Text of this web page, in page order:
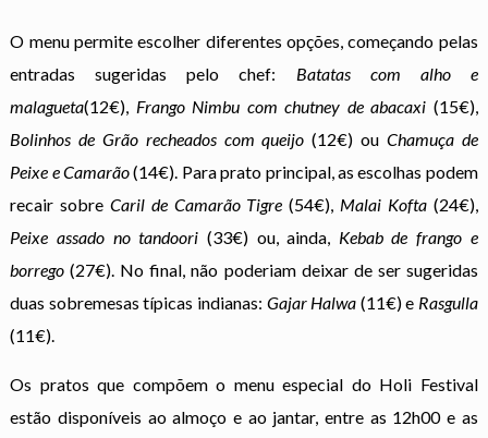
O menu permite escolher diferentes opções, começando pelas
entradas sugeridas pelo chef: Batatas com alho e
malagueta(12€), Frango Nimbu com chutney de abacaxi (15€),
Bolinhos de Grão recheados com queijo (12€) ou Chamuça de
Peixe e Camarão(14€). Para prato principal, as escolhas podem
recair sobre Caril de Camarão Tigre (54€), Malai Kofta(24€),
Peixe assado no tandoori (33€) ou, ainda, Kebab de frango e
borrego (27€). No final, não poderiam deixar de ser sugeridas
duas sobremesas típicas indianas: Gajar Halwa (11€) e Rasgulla
(11€).
Os pratos que compõem o menu especial do Holi Festival
estão disponíveis ao almoço e ao jantar, entre as 12h00 e as